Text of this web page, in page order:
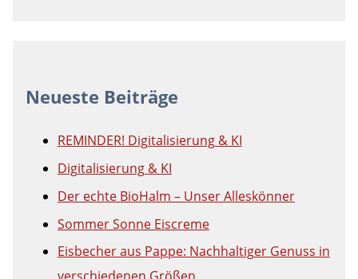
Neueste Beiträge
REMINDER! Digitalisierung & KI
Digitalisierung & KI
Der echte BioHalm – Unser Alleskönner
Sommer Sonne Eiscreme
Eisbecher aus Pappe: Nachhaltiger Genuss in